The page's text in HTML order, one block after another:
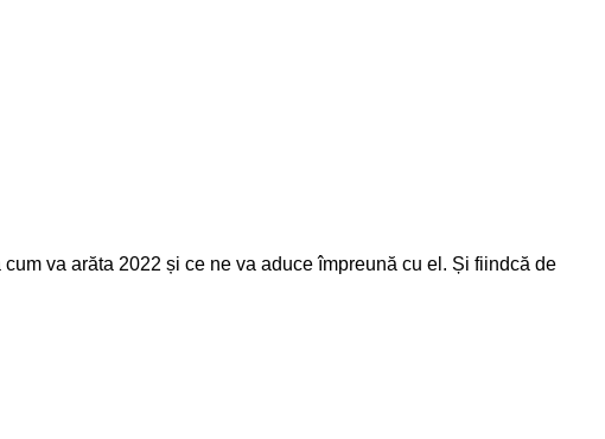
va arăta 2022 și ce ne va aduce împreună cu el. Și fiindcă de